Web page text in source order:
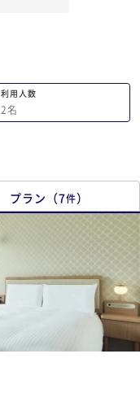
利用人数
2名
プラン （7件）